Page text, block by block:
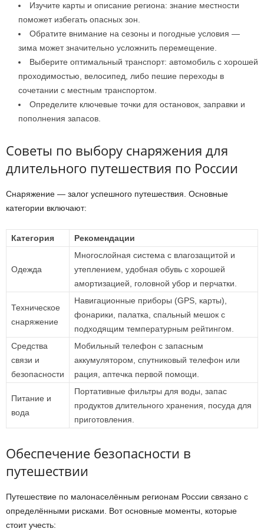
Изучите карты и описание региона: знание местности
поможет избегать опасных зон.
Обратите внимание на сезоны и погодные условия —
зима может значительно усложнить перемещение.
Выберите оптимальный транспорт: автомобиль с хорошей
проходимостью, велосипед, либо пешие переходы в
сочетании с местным транспортом.
Определите ключевые точки для остановок, заправки и
пополнения запасов.
Советы по выбору снаряжения для
длительного путешествия по России
Снаряжение — залог успешного путешествия. Основные
категории включают:
Категория Рекомендации
Одежда
Многослойная система с влагозащитой и
утеплением, удобная обувь с хорошей
амортизацией, головной убор и перчатки.
Техническое
снаряжение
Навигационные приборы (GPS, карты),
фонарики, палатка, спальный мешок с
подходящим температурным рейтингом.
Средства
связи и
безопасности
Мобильный телефон с запасным
аккумулятором, спутниковый телефон или
рация, аптечка первой помощи.
Питание и
вода
Портативные фильтры для воды, запас
продуктов длительного хранения, посуда для
приготовления.
Обеспечение безопасности в
путешествии
Путешествие по малонаселённым регионам России связано с
определёнными рисками. Вот основные моменты, которые
стоит учесть: